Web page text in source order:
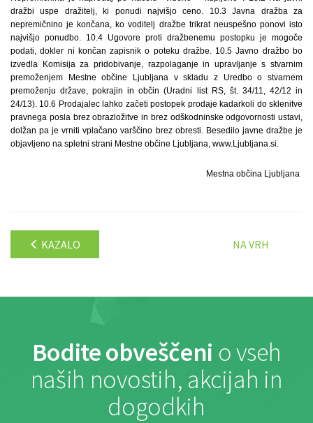
Mestna občina Ljubljana
KAZALO NA VRH
Bodite obveščeni o vseh
naših novostih, akcijah in
dogodkih